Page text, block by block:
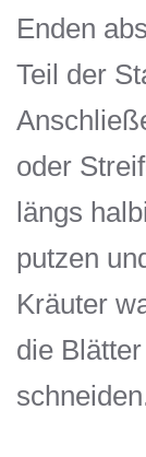
Enden
Teil der
oder
längs
putzen
Kräuter
die